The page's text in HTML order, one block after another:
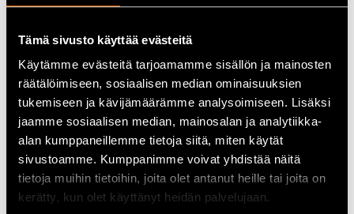
Tämä sivusto käyttää evästeitä
Käytämme evästeitä tarjoamamme sisällön ja mainosten
räätälöimiseen, sosiaalisen median ominaisuuksien
tukemiseen ja kävijämäärämme analysoimiseen. Lisäksi
jaamme sosiaalisen median, mainosalan ja analytiikka-
alan kumppaneillemme tietoja siitä, miten käytät
sivustoamme. Kumppanimme voivat yhdistää näitä
tietoja muihin tietoihin, joita olet antanut heille tai joita on
kerätty, kun olet käyttänyt heidän palvelujaan.
tarkka asemointi
korjaamot, asennukset ja kunnossapito
Laatu:Made in Japan
Sertifiointi: DGUV-GS -hyväksytty
Vapaavetomekanismi: Mahdollistaa ketjun nopean säädön
ilman kuormaa
Tekniset tiedot
Tuotetyyppi:
Ketjuviputalja
Valmistaja:
Malli:LB008/3M